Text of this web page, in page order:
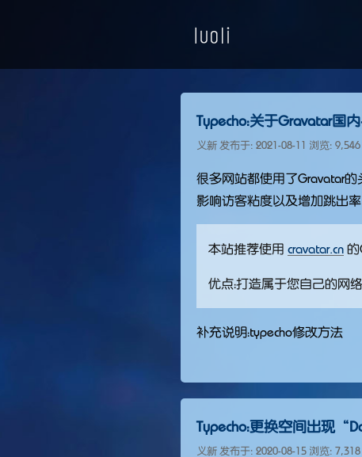
Typecho：关于Gravatar国
义新 发布于: 2021-08-11 浏览: 9,546
很多网站都使用了Gravatar
影响访客粘度以及增加跳出
本站推荐使用 cravatar.cn 的
优点：打造属于您自己的网
补充说明：typecho修改方法
Typecho：更换空间出现
义新 发布于: 2020-08-15 浏览: 7,318